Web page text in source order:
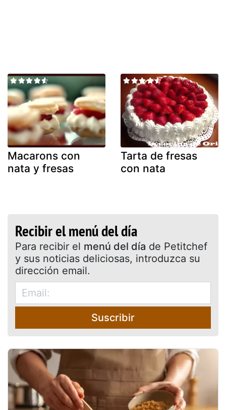
Macarons con
nata y fresas
Tarta de fresas
con nata
Recibir el menú del día
Para recibir el menú del día de Petitchef
y sus noticias deliciosas, introduzca su
dirección email.
Suscribir